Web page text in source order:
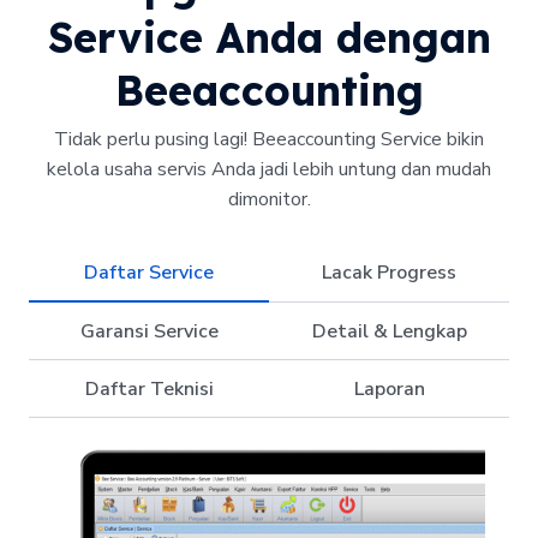
Service Anda dengan
Beeaccounting
Tidak perlu pusing lagi! Beeaccounting Service bikin
kelola usaha servis Anda jadi lebih untung dan mudah
dimonitor.
Daftar Service Lacak Progress
Garansi Service Detail & Lengkap
Daftar Teknisi Laporan
Perkembangan
Khawatir
Dicatat, Tidak Ada
Siapa yang Handle
Laporan Service